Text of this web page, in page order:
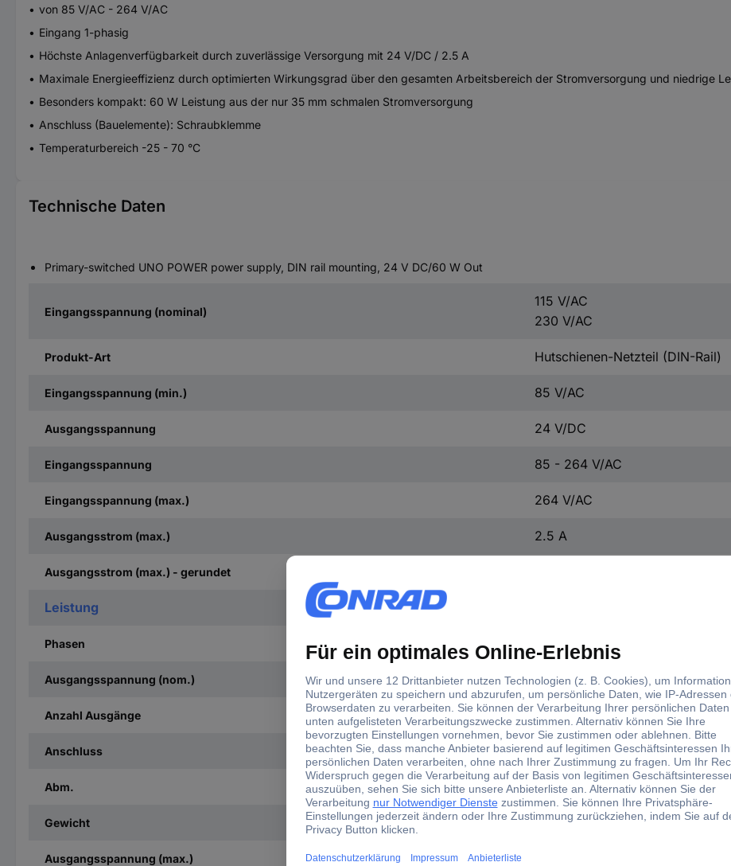
von 85 V/AC - 264 V/AC
Eingang 1-phasig
Höchste Anlagenverfügbarkeit durch zuverlässige Versorgung mit 24 V/DC / 2.5 A
Maximale Energieeffizienz durch optimierten Wirkungsgrad über den gesamten Arbeitsbereich der Stromversorgung und niedrige
Besonders kompakt: 60 W Leistung aus der nur 35 mm schmalen Stromversorgung
Anschluss (Bauelemente): Schraubklemme
Temperaturbereich -25 - 70 °C
Technische Daten
Primary-switched UNO POWER power supply, DIN rail mounting, 24 V DC/60 W Out
Eingangsspannung (nominal)
115 V/AC
230 V/AC
Produkt-Art Hutschienen-Netzteil (DIN-Rail)
Eingangsspannung (min.) 85 V/AC
Ausgangsspannung 24 V/DC
Eingangsspannung 85 - 264 V/AC
Eingangsspannung (max.) 264 V/AC
Ausgangsstrom (max.) 2.5 A
Ausgangsstrom (max.) - gerundet
Leistung
Phasen
Ausgangsspannung (nom.) 24 V/DC
Anzahl Ausgänge 1 x
Anschluss Schraubklemme
Abm. (L x B x H) 84 x 35 x 90 mm
Gewicht 0.2 kg
Ausgangsspannung (max.)